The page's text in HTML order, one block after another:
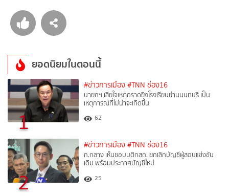
ยอดนิยมในตอนนี้
1
#ข่าวการเมือง #TNN ช่อง16
นายกฯ เสียใจเหตุกราดยิงโรงเรียนย่านนนทบุรี เป็น
เหตุการณ์ที่ไม่น่าจะเกิดขึ้น
62
2
#ข่าวการเมือง #TNN ช่อง16
ก.กลาง เห็นชอบมติกสถ. ยกเลิกบัญชีผู้สอบแข่งขัน
เดิม พร้อมประกาศบัญชีใหม่
25